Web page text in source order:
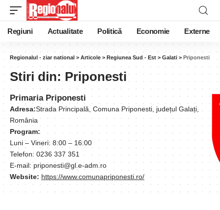
Regiuni Actualitate Politică Economie Externe
Regionalul - ziar national > Articole > Regiunea Sud - Est > Galati > Priponesti
Stiri din:Priponesti
Primaria Priponesti
Adresa:Strada Principală, Comuna Priponesti, județul Galați,
România
Program:
Luni – Vineri: 8:00 – 16:00
Telefon: 0236 337 351
E-mail: priponesti@gl.e-adm.ro
Website: https://www.comunapriponesti.ro/